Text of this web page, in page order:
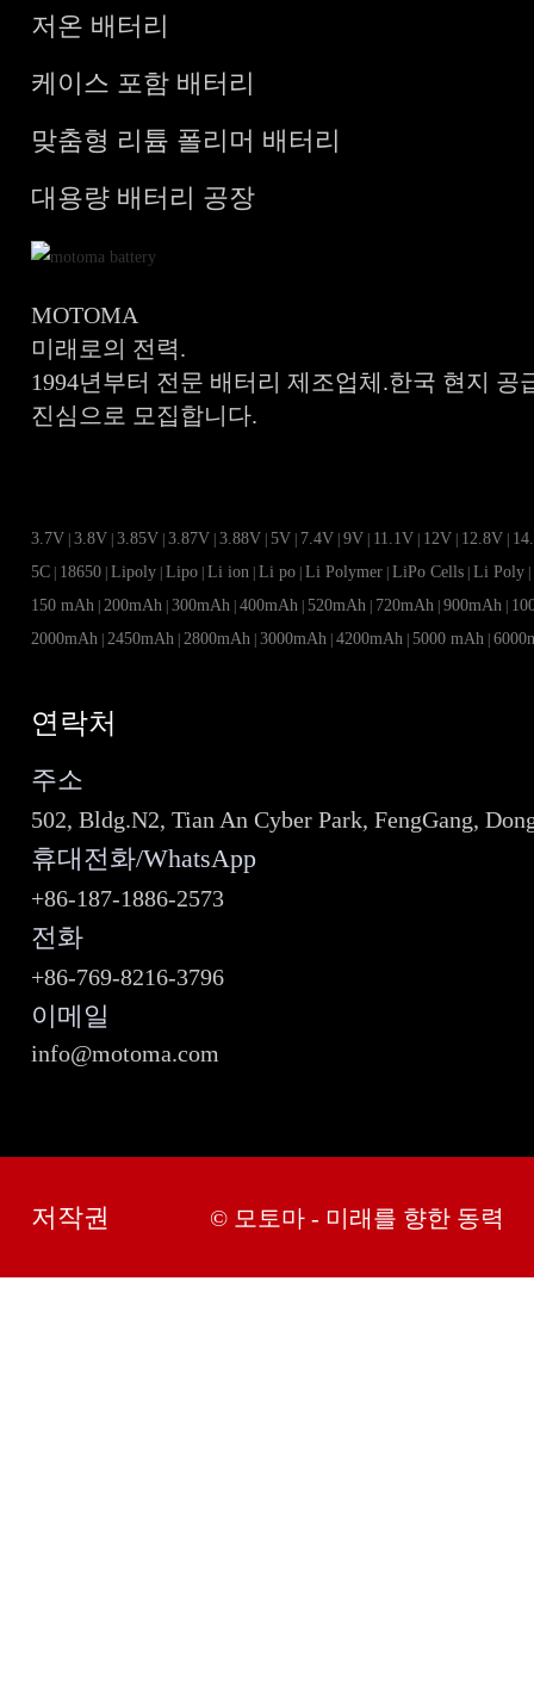
저온 배터리
케이스 포함 배터리
맞춤형 리튬 폴리머 배터리
대용량 배터리 공장
MOTOMA
미래로의 전력.
1994년부터 전문 배터리 제조업체.한국 현지 공
진심으로 모집합니다.
3.7V |3.8V |3.85V |3.87V |3.88V 5V 7.4V |9V 11.1V 12V 12.8V
5C 18650 |Lipoly |Lipo |Li ion |Li po |Li Polymer |LiPo Cells |Li Poly
150 mAh |200mAh |300mAh |400mAh 520mAh 720mAh |900mAh
2000mAh |2450mAh |2800mAh |3000mAh |4200mAh 5000 mAh |
연락처
주소
502, Bldg.N2, Tian An Cyber Park, FengGang,
휴대전화/WhatsApp
+86-187-1886-2573
전화
+86-769-8216-3796
이메일
info@motoma.com
저작권 © 모토마 - 미래를 향한 동력